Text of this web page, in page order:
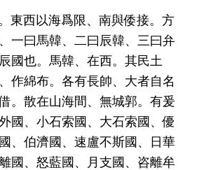
東西以海爲限、南與倭接。方
一曰馬韓、二曰辰韓、三曰弁
國也。馬韓、在西。其民土
作綿布。各有長帥、大者自名
。散在山海間、無城郭。有爰
國、小石索國、大石索國、優
、伯濟國、速盧不斯國、日華
國、怒藍國、月支國、咨離牟